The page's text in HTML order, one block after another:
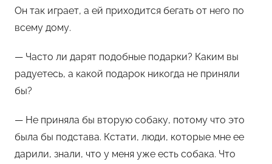
Он так играет, а ей приходится бегать от него по
всему дому.
— Часто ли дарят подобные подарки? Каким вы
радуетесь, а какой подарок никогда не приняли
бы?
— Не приняла бы вторую собаку, потому что это
была бы подстава. Кстати, люди, которые мне ее
дарили, знали, что у меня уже есть собака. Что